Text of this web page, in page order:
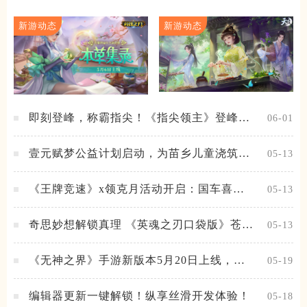
新游动态 新游动态
即刻登峰，称霸指尖！《指尖领主》登峰测
06-01
壹元赋梦公益计划启动，为苗乡儿童浇筑梦
05-13
《王牌竞速》x领克月活动开启：国车喜迎
05-13
奇思妙想解锁真理 《英魂之刃口袋版》苍天
05-13
《无神之界》手游新版本5月20日上线，女
05-19
编辑器更新一键解锁！纵享丝滑开发体验！ 05-18